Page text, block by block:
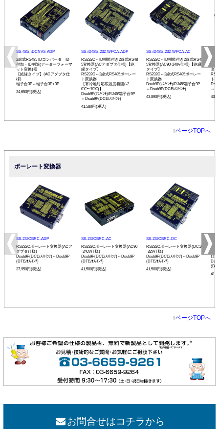
SS-485i-iDCNVS-ADP
2線式RS485 IDコンバータ ID
付加・ID削除(データーフォーマ
ット変換)器
【絶縁タイプ】(ACアダプタ仕
様)
端子台3P⇔端子台3P+3P
34,650円(税込)
SS-iD485i-232-WPCA-ADP
RS232C⇔ID機能付き2線式RS48
5変換器(ACアダプタ仕様)【絶
縁タイプ】
RS232C⇔2線式RS485ボーレー
ト変換器
【寒冷地対応広温度範囲(-2
0℃〜70℃)】
Dsub9P(ｵｽ/ｲﾝﾁ)/RJ45/端子台9P
⇔Dsub9P(DCE/ﾒｽ/ｲﾝﾁ)
41,580円(税込)
SS-iD485i-232-WPCA-AC
RS232C⇔ID機能付き2線式RS48
5変換器(AC90-240V仕様)【絶縁
タイプ】
RS232C⇔2線式RS485ボーレー
ト変換器
Dsub9P(ｵｽ/ｲﾝﾁ)/RJ45/端子台9P
⇔Dsub9P(DCE/ﾒｽ/ｲﾝﾁ)
43,890円(税込)
タ
ト
↑ページTOPへ
ボーレート変換器
SS-232CBRC-ADP
RS232Cボーレート変換器(ACア
ダプタ仕様)
Dsub9P(DCE/ﾒｽ/ｲﾝﾁ)⇔Dsub9P
(DTE/ｵｽ/ｲﾝﾁ)
37,950円(税込)
SS-232CBRC-AC
RS232Cボーレート変換器(AC90
-240V仕様)
Dsub9P(DCE/ﾒｽ/ｲﾝﾁ)⇔Dsub9P
(DTE/ｵｽ/ｲﾝﾁ)
41,580円(税込)
SS-232CBRC-DC
RS232Cボーレート変換器(DC10
-32V仕様)
Dsub9P(DCE/ﾒｽ/ｲﾝﾁ)⇔Dsub9P
(DTE/ｵｽ/ｲﾝﾁ)
41,580円(税込)
リ
仕
↑ページTOPへ
お問合せはコチラから